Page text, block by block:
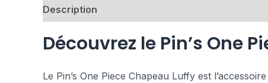
Description
Découvrez le Pin’s One
Le Pin’s One Piece Chapeau Luffy est